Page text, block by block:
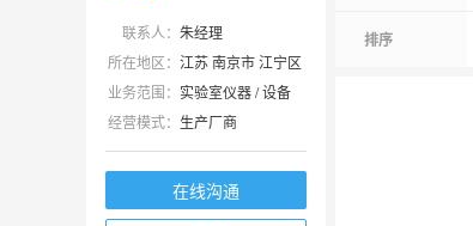
联系人： 朱经理
所在地区： 江苏 南京市 江宁区
业务范围： 实验室仪器 / 设备
经营模式： 生产厂商
在线沟通
排序